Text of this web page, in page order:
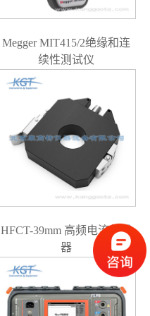
Megger MIT415/2绝缘和连
续性测试仪
HFCT-39mm 高频电流传感
器